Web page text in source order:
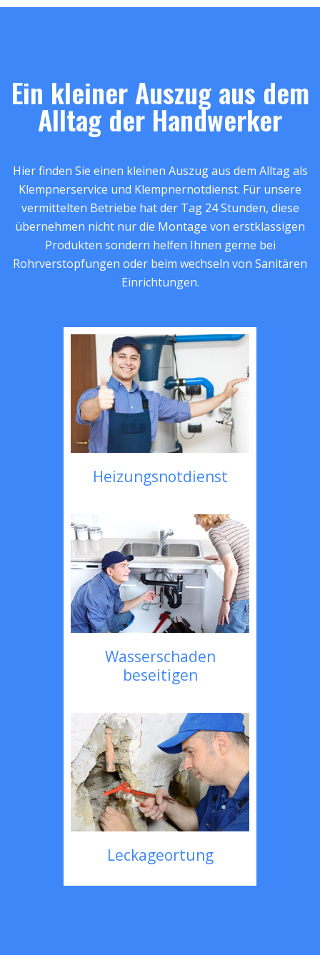
Ein kleiner Auszug aus dem
Alltag der Handwerker
Hier finden Sie einen kleinen Auszug aus dem Alltag als
Klempnerservice und Klempnernotdienst. Für unsere
vermittelten Betriebe hat der Tag 24 Stunden, diese
übernehmen nicht nur die Montage von erstklassigen
Produkten sondern helfen Ihnen gerne bei
Rohrverstopfungen oder beim wechseln von Sanitären
Einrichtungen.
Heizungsnotdienst
Wasserschaden
beseitigen
Leckageortung